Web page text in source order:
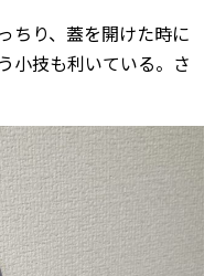
ちり、蓋を開けた時に
小技も利いている。さ